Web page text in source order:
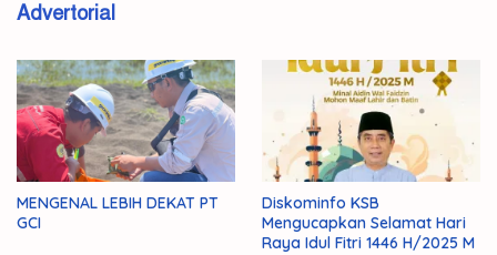
Advertorial
MENGENAL LEBIH DEKAT PT
GCI
Diskominfo KSB
Mengucapkan Selamat Hari
Raya Idul Fitri 1446 H/2025 M